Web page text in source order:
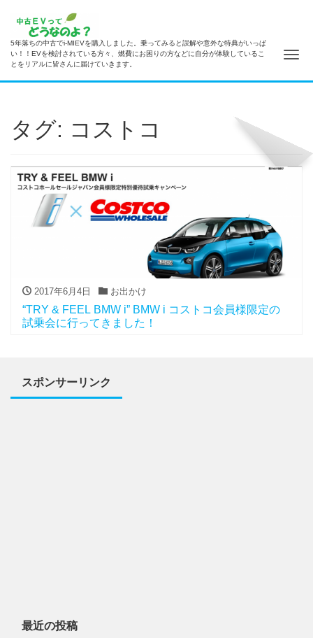
5年落ちの中古でi-MIEVを購入しました。乗ってみると誤解や意外な特典がいっぱ
い！！EVを検討されている方々、燃費にお困りの方などに自分が体験しているこ
とをリアルに皆さんに届けていきます。
ナ
タグ: コストコ
2017年6月4日 お出かけ
“TRY & FEEL BMW i” BMW i コストコ会員様限定の
試乗会に行ってきました！
スポンサーリンク
最近の投稿